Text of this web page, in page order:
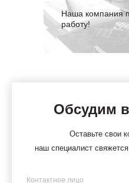
Наша компания
работу!
Обсудим
Оставьте свои
наш специалист
Имя